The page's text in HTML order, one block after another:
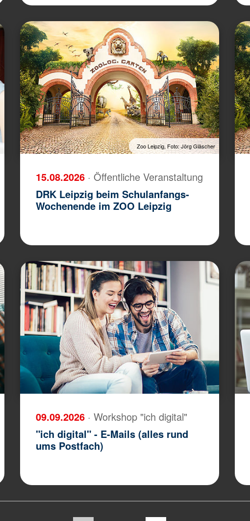
Zoo Leipzig, Foto: Jörg Gläscher
15.08.2026 · Öffentliche Veranstaltung
DRK Leipzig beim Schulanfangs-
Wochenende im ZOO Leipzig
09.09.2026 · Workshop "ich digital"
"ich digital" - E-Mails (alles rund
ums Postfach)